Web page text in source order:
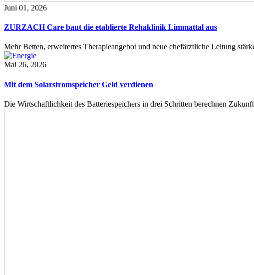
Juni 01, 2026
ZURZACH Care baut die etablierte Rehaklinik Limmattal aus
Mehr Betten, erweitertes Therapieangebot und neue chefärztliche Leitung
Mai 26, 2026
Mit dem Solarstromspeicher Geld verdienen
Die Wirtschaftlichkeit des Batteriespeichers in drei Schritten berechnen